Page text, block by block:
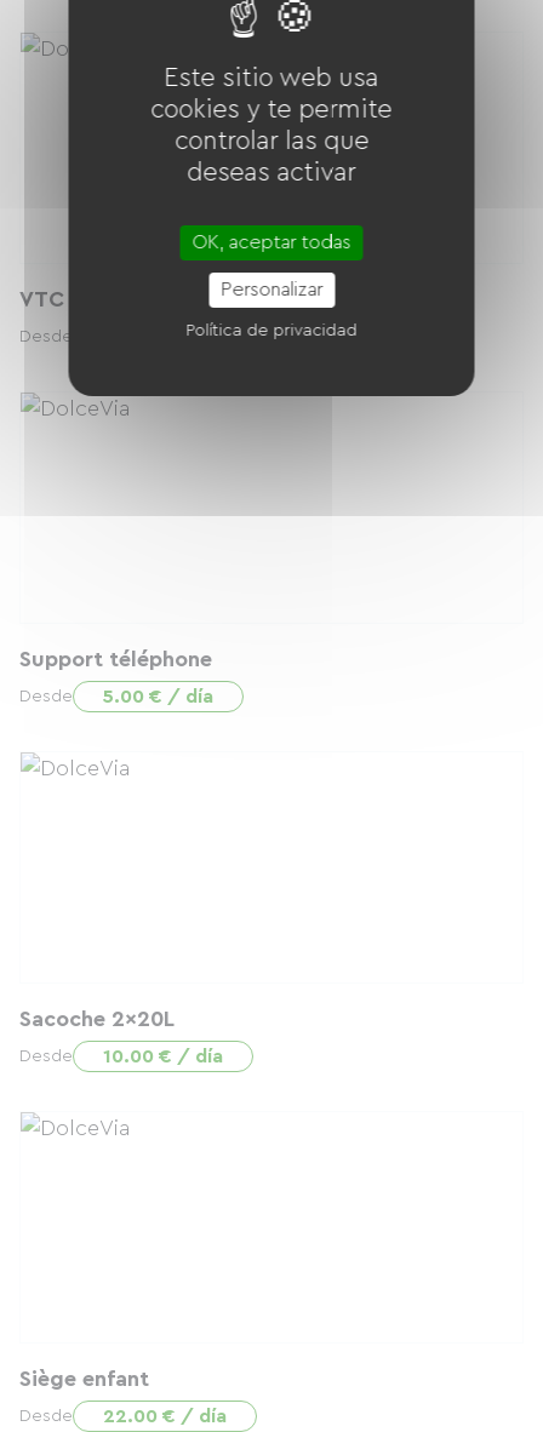
VTC A200 Velo de Ville
Desde 22.00 € / día
Support téléphone
Desde 5.00 € / día
Sacoche 2x20L
Desde 10.00 € / día
Siège enfant
Desde 22.00 € / día
Este sitio web usa
cookies y te permite
controlar las que
deseas activar
OK, aceptar todas
Personalizar
Política de privacidad